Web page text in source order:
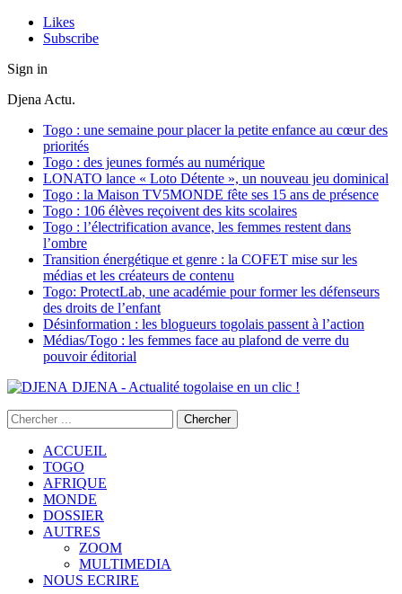
Likes
Subscribe
Sign in
Djena Actu.
Togo : une semaine pour placer la petite enfance au cœur des
priorités
Togo : des jeunes formés au numérique
LONATO lance « Loto Détente », un nouveau jeu dominical
Togo : la Maison TV5MONDE fête ses 15 ans de présence
Togo : 106 élèves reçoivent des kits scolaires
Togo : l’électrification avance, les femmes restent dans
l’ombre
Transition énergétique et genre : la COFET mise sur les
médias et les créateurs de contenu
Togo: ProtectLab, une académie pour former les défenseurs
des droits de l’enfant
Désinformation : les blogueurs togolais passent à l’action
Médias/Togo : les femmes face au plafond de verre du
pouvoir éditorial
DJENA - Actualité togolaise en un clic !
ACCUEIL
TOGO
AFRIQUE
MONDE
DOSSIER
AUTRES
ZOOM
MULTIMEDIA
NOUS ECRIRE